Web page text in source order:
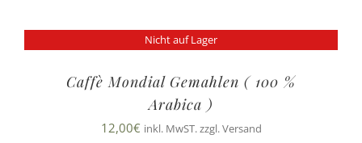
Nicht auf Lager
Caffè Mondial Gemahlen ( 100 %
Arabica )
12,00€ inkl. MwST. zzgl. Versand